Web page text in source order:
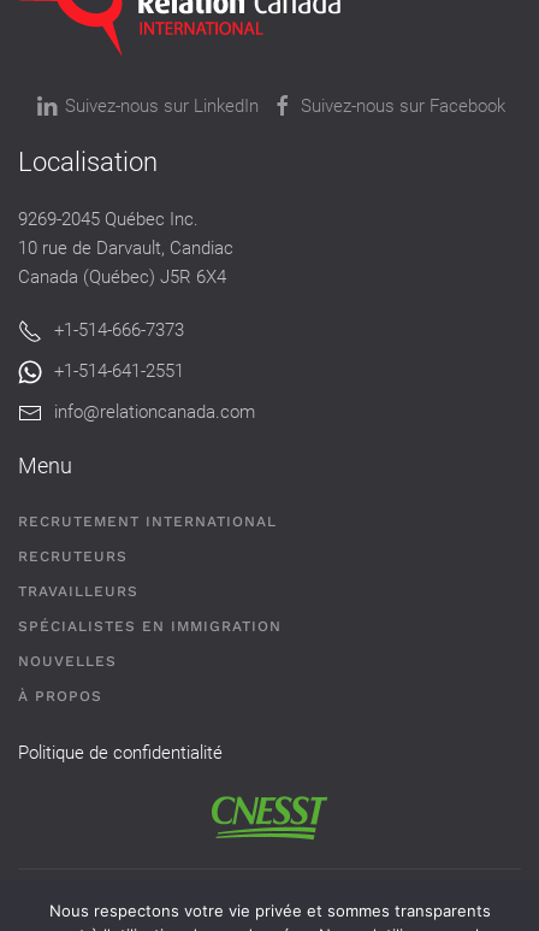
Suivez-nous sur LinkedIn Suivez-nous sur Facebook
Localisation
9269-2045 Québec Inc.
10 rue de Darvault, Candiac
Canada (Québec) J5R 6X4
+1-514-666-7373
+1-514-641-2551
info@relationcanada.com
Menu
RECRUTEMENT INTERNATIONAL
RECRUTEURS
TRAVAILLEURS
SPÉCIALISTES EN IMMIGRATION
NOUVELLES
À PROPOS
Politique de confidentialité
Permis de recrutement # AR-2101593 - Une agence de
Nous respectons votre vie privée et sommes transparents